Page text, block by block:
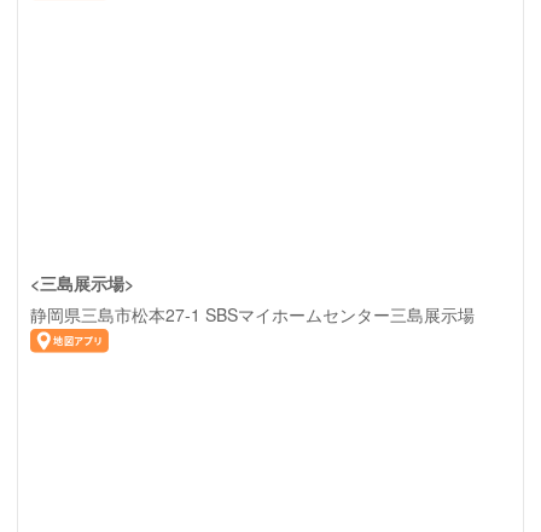
<三島展示場>
静岡県三島市松本27-1 SBSマイホームセンター三島展示場